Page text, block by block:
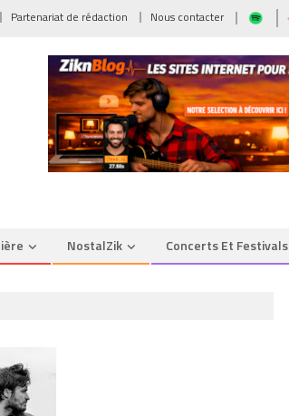
Partenariat de rédaction Nous contacter
NostalZik Concerts Et Festivals